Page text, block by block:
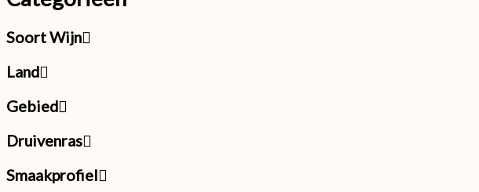
Soort Wijn
Land
Gebied
Druivenras
Smaakprofiel